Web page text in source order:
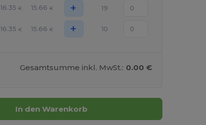
16.35 € 15.66 € + 19
16.35 € 15.66 € + 10
Gesamtsumme inkl. MwSt.: 0.00 €
In den Warenkorb